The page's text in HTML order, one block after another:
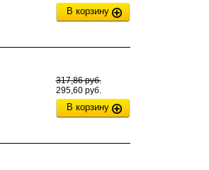
В корзину
317,86 руб.
295,60 руб.
В корзину